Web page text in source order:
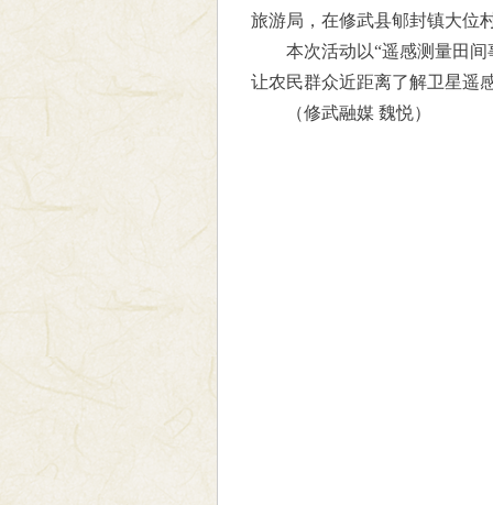
旅游局，在修武县郇封镇大位
本次活动以“遥感测量田
让农民群众近距离了解卫星遥
（修武融媒 魏悦）